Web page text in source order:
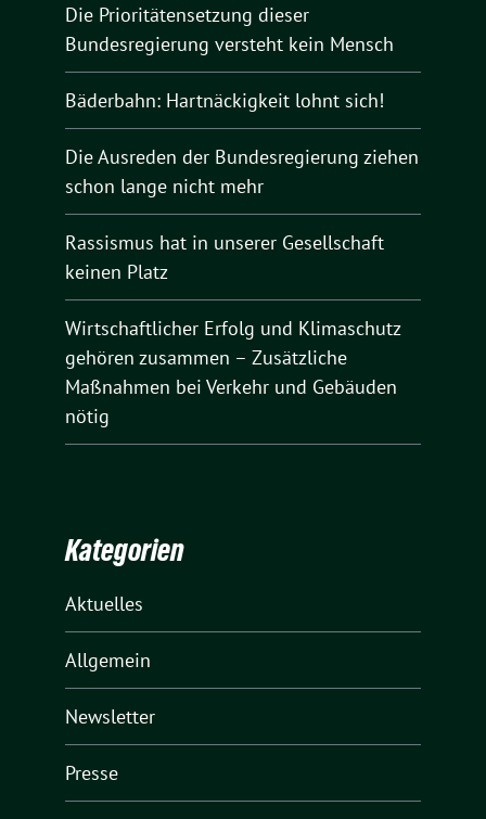
Die Prioritätensetzung dieser
Bundesregierung versteht kein Mensch
Bäderbahn: Hartnäckigkeit lohnt sich!
Die Ausreden der Bundesregierung ziehen
schon lange nicht mehr
Rassismus hat in unserer Gesellschaft
keinen Platz
Wirtschaftlicher Erfolg und Klimaschutz
gehören zusammen – Zusätzliche
Maßnahmen bei Verkehr und Gebäuden
nötig
Kategorien
Aktuelles
Allgemein
Newsletter
Presse